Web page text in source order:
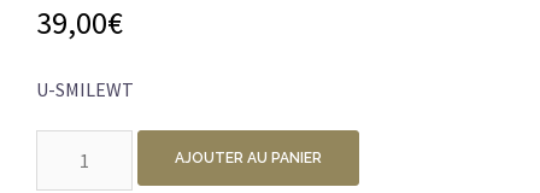
39,00€
U-SMILEWT
AJOUTER AU PANIER